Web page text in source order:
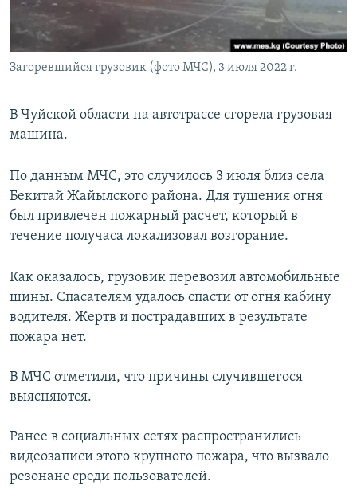
Загоревшийся грузовик (фото МЧС), 3 июля 2022 г.
В Чуйской области на автотрассе сгорела грузовая
машина.
По данным МЧС, это случилось 3 июля близ села
Бекитай Жайылского района. Для тушения огня
был привлечен пожарный расчет, который в
течение получаса локализовал возгорание.
Как оказалось, грузовик перевозил автомобильные
шины. Спасателям удалось спасти от огня кабину
водителя. Жертв и пострадавших в результате
пожара нет.
В МЧС отметили, что причины случившегося
выясняются.
Ранее в социальных сетях распространились
видеозаписи этого крупного пожара, что вызвало
резонанс среди пользователей.